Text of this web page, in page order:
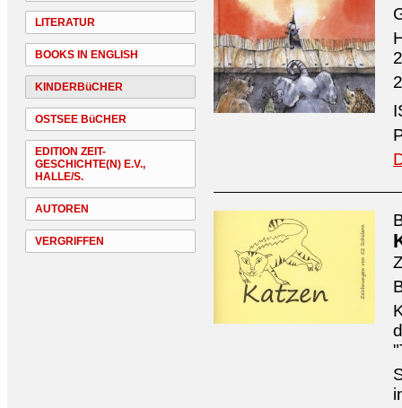
LITERATUR
BOOKS IN ENGLISH
KINDERBüCHER
OSTSEE BüCHER
EDITION ZEIT-
GESCHICHTE(N) E.V.,
HALLE/S.
AUTOREN
VERGRIFFEN